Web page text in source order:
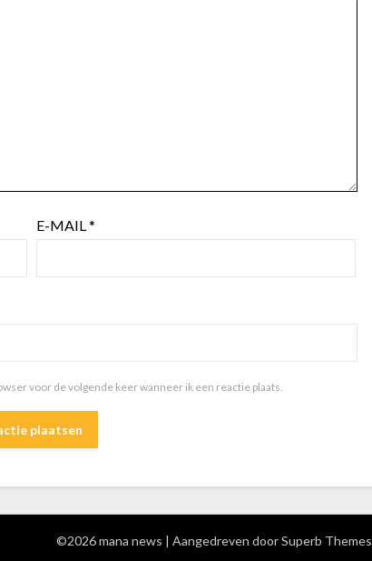
E-MAIL*
voor de volgende keer wanneer ik een reactie plaats.
©2026 mana news | Aangedreven doorSuperb Themes